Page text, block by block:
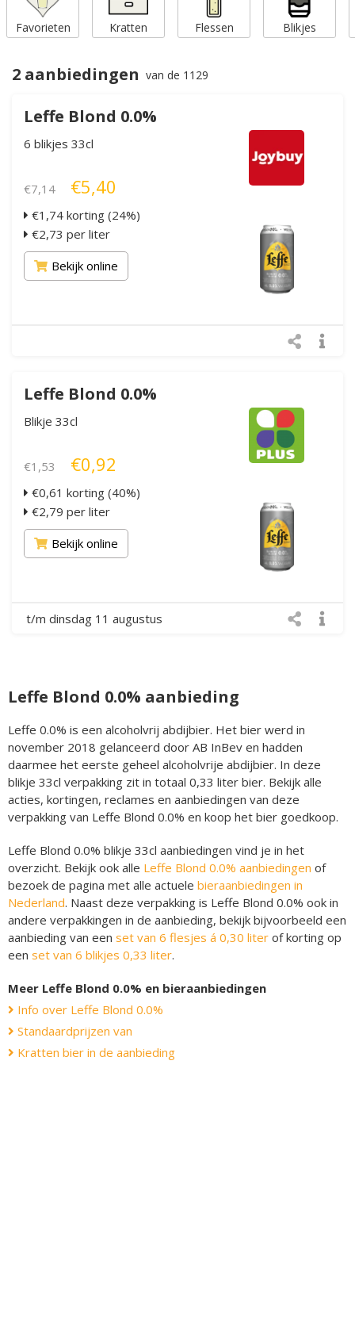
Favorieten Kratten Flessen Blikjes
2 aanbiedingen van de 1129
Leffe Blond 0.0%
6 blikjes 33cl
€7,14 €5,40
€1,74 korting (24%)
€2,73 per liter
Bekijk online
Leffe Blond 0.0%
Blikje 33cl
€1,53 €0,92
€0,61 korting (40%)
€2,79 per liter
Bekijk online
t/m dinsdag 11 augustus
Leffe Blond 0.0% aanbieding
Leffe 0.0% is een alcoholvrij abdijbier. Het bier werd in
november 2018 gelanceerd door AB InBev en hadden
daarmee het eerste geheel alcoholvrije abdijbier. In deze
blikje 33cl verpakking zit in totaal 0,33 liter bier. Bekijk alle
acties, kortingen, reclames en aanbiedingen van deze
verpakking van Leffe Blond 0.0% en koop het bier goedkoop.
Leffe Blond 0.0% blikje 33cl aanbiedingen vind je in het
overzicht. Bekijk ook alle Leffe Blond 0.0% aanbiedingen of
bezoek de pagina met alle actuele bieraanbiedingen in
Nederland. Naast deze verpakking is Leffe Blond 0.0% ook in
andere verpakkingen in de aanbieding, bekijk bijvoorbeeld een
aanbieding van een set van 6 flesjes á 0,30 liter of korting op
een set van 6 blikjes 0,33 liter.
Meer Leffe Blond 0.0% en bieraanbiedingen
Info over Leffe Blond 0.0%
Standaardprijzen van
Kratten bier in de aanbieding